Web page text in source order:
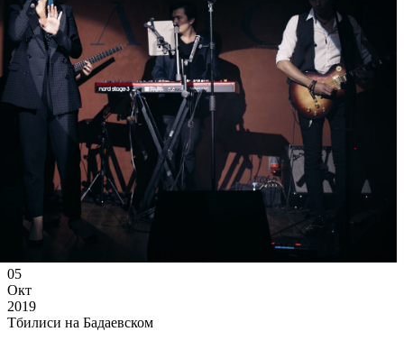
05
Окт
2019
Тбилиси на Бадаевском